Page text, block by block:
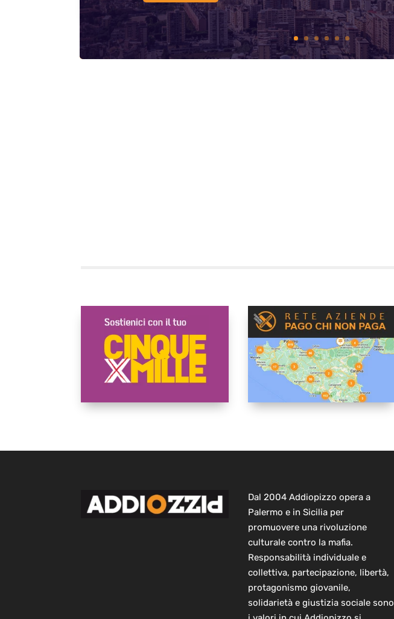
Dal 2004 Addiopizzo opera a
Palermo e in Sicilia per
promuovere una rivoluzione
culturale contro la mafia.
Responsabilità individuale e
collettiva, partecipazione, libertà,
protagonismo giovanile,
solidarietà e giustizia sociale sono